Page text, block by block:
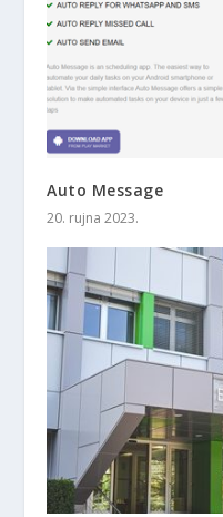
Auto Message
20. rujna 2023.